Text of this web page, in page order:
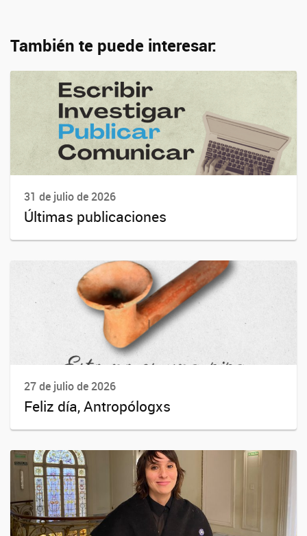
También te puede interesar:
31 de julio de 2026
Últimas publicaciones
27 de julio de 2026
Feliz día, Antropólogxs